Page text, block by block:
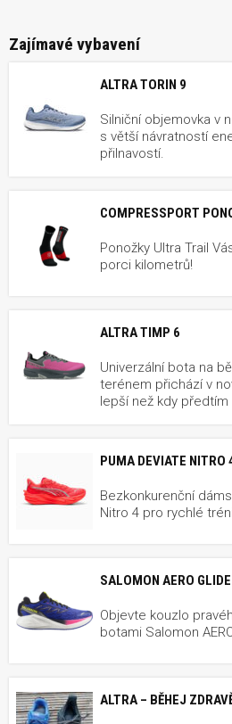
Zajímavé vybavení
ALTRA TORIN 9
Silniční objemovka v
s větší návratností
přilnavostí.
COMPRESSPORT
Ponožky Ultra Trail
porci kilometrů!
ALTRA TIMP 6
Univerzální bota na
terénem přichází v
lepší než kdy předtím
PUMA DEVIATE NITRO
Bezkonkurenční
Nitro 4 pro rychlé
SALOMON AERO
Objevte kouzlo
botami Salomon
ALTRA – BĚHEJ